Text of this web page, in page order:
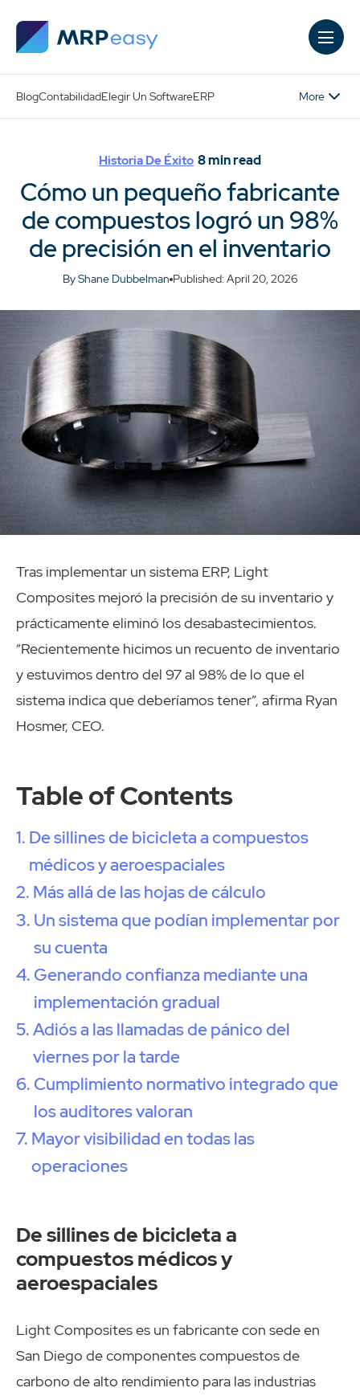
BlogContabilidadElegir Un SoftwareERP More
Historia De Éxito 8min read
Cómo un pequeño fabricante
de compuestos logró un 98%
de precisión en el inventario
By Shane Dubbelman Published: April 20, 2026
Tras implementar un sistema ERP, Light
Composites mejoró la precisión de su inventario y
prácticamente eliminó los desabastecimientos.
“Recientemente hicimos un recuento de inventario
y estuvimos dentro del 97 al 98% de lo que el
sistema indica que deberíamos tener”, afirma Ryan
Hosmer, CEO.
Table of Contents
De sillines de bicicleta a compuestos
médicos y aeroespaciales
Más allá de las hojas de cálculo
Un sistema que podían implementar por
su cuenta
Generando confianza mediante una
implementación gradual
Adiós a las llamadas de pánico del
viernes por la tarde
Cumplimiento normativo integrado que
los auditores valoran
Mayor visibilidad en todas las
operaciones
De sillines de bicicleta a
compuestos médicos y
aeroespaciales
Light Composites es un fabricante con sede en
San Diego de componentes compuestos de
carbono de alto rendimiento para las industrias